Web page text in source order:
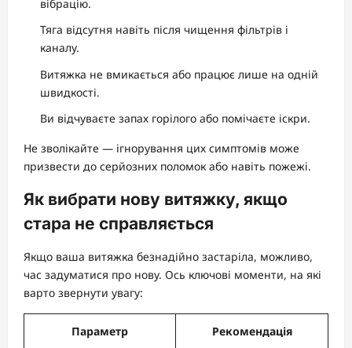
вібрацію.
Тяга відсутня навіть після чищення фільтрів і
каналу.
Витяжка не вмикається або працює лише на одній
швидкості.
Ви відчуваєте запах горілого або помічаєте іскри.
Не зволікайте — ігнорування цих симптомів може
призвести до серйозних поломок або навіть пожежі.
Як вибрати нову витяжку, якщо
стара не справляється
Якщо ваша витяжка безнадійно застаріла, можливо,
час задуматися про нову. Ось ключові моменти, на які
варто звернути увагу:
Параметр Рекомендація